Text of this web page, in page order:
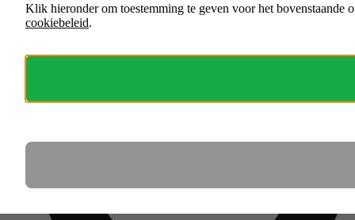
Klik hieronder om toestemming te geven voor het bovenstaande
cookiebeleid.